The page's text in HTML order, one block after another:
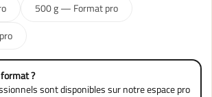
500 g — Format pro
?
sont disponibles sur notreespace pro